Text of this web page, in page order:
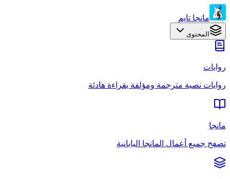
مانجا تايم
المحتوى
روايات
روايات نصية مترجمة ومؤلفة بقراءة هادئة
مانجا
تصفح جميع أعمال المانجا اليابانية